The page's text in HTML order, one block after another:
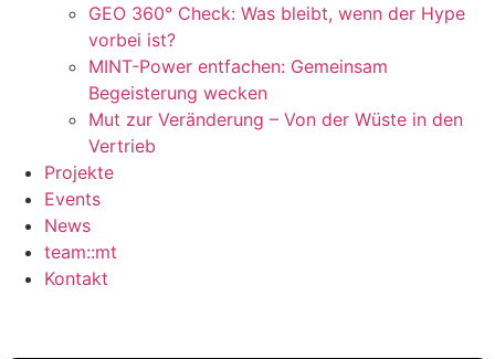
GEO 360° Check: Was bleibt, wenn der Hype
vorbei ist?
MINT-Power entfachen: Gemeinsam
Begeisterung wecken
Mut zur Veränderung – Von der Wüste in den
Vertrieb
Projekte
Events
News
team::mt
Kontakt